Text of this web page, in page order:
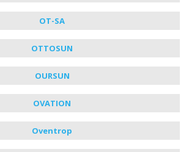
OT-SA
OTTOSUN
OURSUN
OVATION
Oventrop